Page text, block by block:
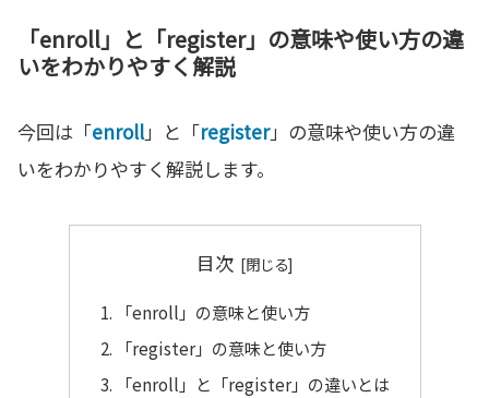
「enroll」と「register」の意味や使い方の違
いをわかりやすく解説
今回は「enroll」と「register」の意味や使い方の違
いをわかりやすく解説します。
目次
「enroll」の意味と使い方
「register」の意味と使い方
「enroll」と「register」の違いとは